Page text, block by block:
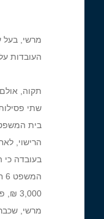
העובדות עלה כי מרשי
שתי פסילות על תנאי ברות
בית
3,000 ₪, פסילה על תנאי לתקופה של 6 חודשים למשך 3 שנים, ומאסר על תנאי לתקופה של 9 חודשים למשך 3 שנים.
מרשי,